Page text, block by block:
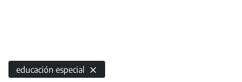
educación especial